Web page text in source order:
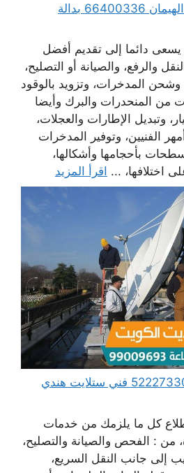
ونش كرين سطحة ام الهيمان 66400336 بدالة
دائما إلى تقديم أفضل
والرفع، والصيانة أو التصليح،
وشحن المدخرات، وتزويد بالوقود
من المنحدرات والبرك وأيضا
وتبديل الإطارات والعجلات،
الفنيين، وتوفير المدخرات
بأحجامها وأشكالها،
اختلافها، ... اقرأ المزيد
فني ستلايت المطلاع 52227330 فني ستلايت هندي
كل ما يلزمك من خدمات
من : الفحص والصيانة والتصليح،
إلى جانب النقل السريع،